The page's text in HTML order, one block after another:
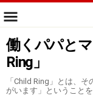
働くパパと
Ring」
「Child Ring」とは、
がいます」ということ